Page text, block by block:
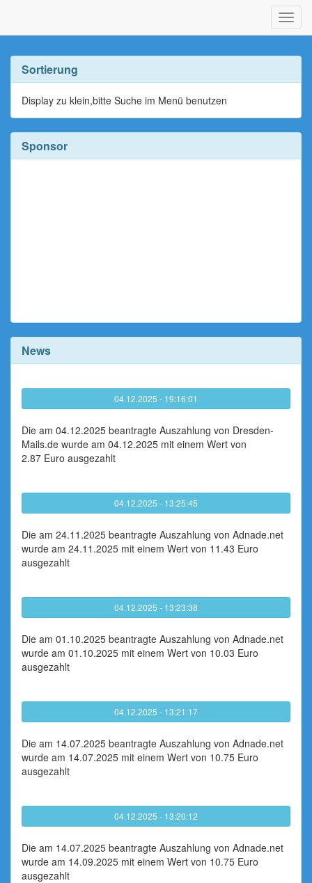
ein-/
Sortierung
Display zu klein,bitte Suche im Menü benutzen
Sponsor
News
04.12.2025 - 19:16:01
Die am 04.12.2025 beantragte Auszahlung von Dresden-
Mails.de wurde am 04.12.2025 mit einem Wert von
2.87 Euro ausgezahlt
04.12.2025 - 13:25:45
Die am 24.11.2025 beantragte Auszahlung von Adnade.net
wurde am 24.11.2025 mit einem Wert von 11.43 Euro
ausgezahlt
04.12.2025 - 13:23:38
Die am 01.10.2025 beantragte Auszahlung von Adnade.net
wurde am 01.10.2025 mit einem Wert von 10.03 Euro
ausgezahlt
04.12.2025 - 13:21:17
Die am 14.07.2025 beantragte Auszahlung von Adnade.net
wurde am 14.07.2025 mit einem Wert von 10.75 Euro
ausgezahlt
04.12.2025 - 13:20:12
Die am 14.07.2025 beantragte Auszahlung von Adnade.net
wurde am 14.09.2025 mit einem Wert von 10.75 Euro
ausgezahlt